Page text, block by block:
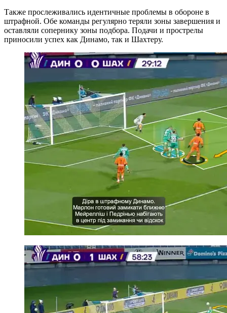
Также прослеживались идентичные проблемы в обороне в
штрафной. Обе команды регулярно теряли зоны завершения и
оставляли сопернику зоны подбора. Подачи и прострелы
приносили успех как Динамо, так и Шахтеру.